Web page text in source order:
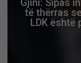
Gjini: Sipas
të thërras
LDK është